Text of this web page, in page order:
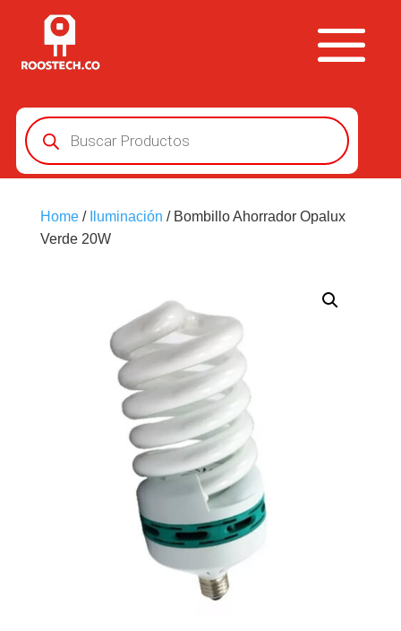
Búsqueda
de
productos
Home/ Iluminación / Bombillo Ahorrador Opalux
Verde 20W